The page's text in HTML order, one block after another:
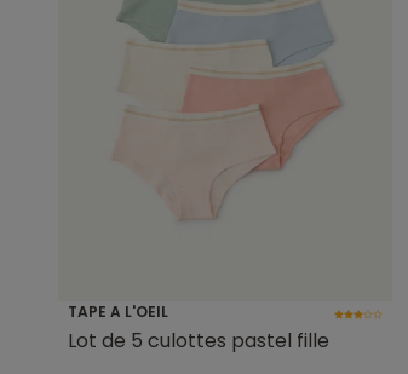
TAPE A L'OEIL
Lot de 5 culottes pastel fille